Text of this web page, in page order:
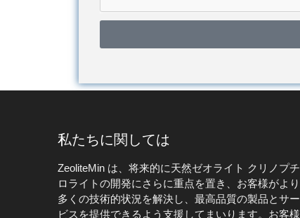
私たちに関しては
ZeoliteMin は、将来的に天然ゼオライト クリノプチ
ロライトの開発にさらに重点を置き、お客様がより
多くの技術的状況を解決し、最高品質の製品とサー
ビスを提供できるよう支援してまいります。お客様